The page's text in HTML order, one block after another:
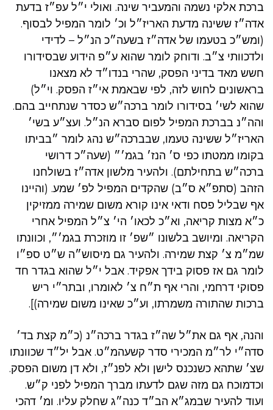
ברכת אלקי נשמה והמעביר שינה. ואולי י״ל עפ״ז בדעת
אדה״ז ששינה מדעת האריז״ל וכ׳ לומר המפיל לבסוף.
(ומש״כ בטעמו של אדה״ז בשעה״כ הנ״ל – לדידי
ולדכוותי צ״ב. ודוחק לומר שהוא ע״פ הידוע שבסידורו
חשש מאד בדיני הפסק, שהרי בנדו״ד לא מצאנו
בראשונים לחוש לזה, לפי שבאמת אי״ז הפסק. וי״ל)
שהוא לשי׳ בסידורו לומר ברכה״ש כסדר שנתחייב בהם.
והה״נ בברכת המפיל לפום סברא הנ״ל. ועצ״ע בשי׳
האריז״ל ששינה טעמו, שבברכה״ש נהג לומר ״בביתו
בקומו ממטתו כפי ס׳ הנז׳ בגמ׳״ (שעה״כ דרושי
ברכה״ש בתחילתם). ולהעיר מלשון אדה״ז בשולחנו
הזהב (סתפ״א ס״ב) שהקדים המפיל לפ׳ שמע. (והיינו
אף שבליל פסח ודאי אינו קורא משום שמירה ממזיקין
כ״א מצות קריאה, וא״כ לכאו׳ הי׳ צ״ל המפיל אחרי
הקריאה. ומיושב בלשונו ״שפ׳ זו מוזכרת בגמ׳״, וכוונתו
שמ״מ צ׳ קצת שמירה. ולהעיר גם מיסוש״ה ש״ט ספ״ו
לומר גם אז פסוק בידך אפקיד. אבל י״ל שהוא בגדר חד
פסוקי דרחמי, והרי אף ת״ח צ׳ לאומרו, ובתר״י ריש
ברכות שהתורה משמרתו, וע״כ שאינו משום שמירה)].
והנה, אף גם את״ל שה״ז בגדר ברכה״נ (כ״מ קצת בד׳
סדה״י לר״מ המכירי סדר קשעהמ״ט. אבל יל״ד שכוונתו
שצ׳ שתהא כשנכנס לישן ולא לפנ״ז, ולא דן משום הפסק.
וכדמוכח גם מזה שגם לדעתו מברך המפיל לפני ק״ש.
ועוד להעיר שבמג״א הב״ד כנה״ג שחלק עליו. ומ׳ דהכי